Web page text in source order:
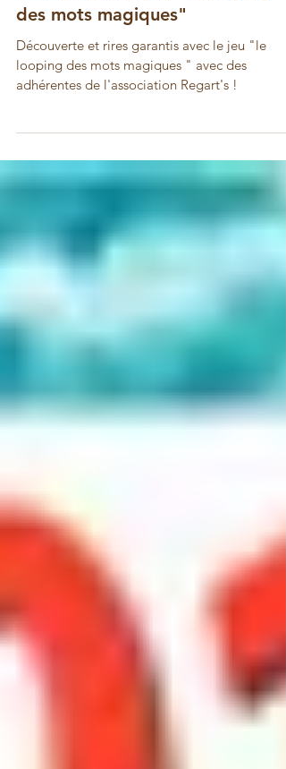
Découverte du jeu " le looping
des mots magiques"
Découverte et rires garantis avec le jeu "le
looping des mots magiques " avec des